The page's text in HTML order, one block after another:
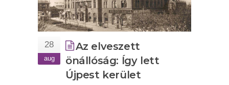
28
aug
Az elveszett
önállóság: Így lett
Újpest kerület